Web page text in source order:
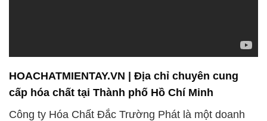
HOACHATMIENTAY.VN | Địa chỉ chuyên cung
cấp hóa chất tại Thành phố Hồ Chí Minh
Công ty Hóa Chất Đắc Trường Phát là một doanh